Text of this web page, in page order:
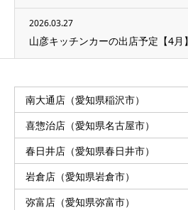
2026.03.27
山彦キッチンカーの出店予定【4月】
南大通店（愛知県稲沢市）
喜惣治店（愛知県名古屋市）
春日井店（愛知県春日井市）
岩倉店（愛知県岩倉市）
弥富店（愛知県弥富市）